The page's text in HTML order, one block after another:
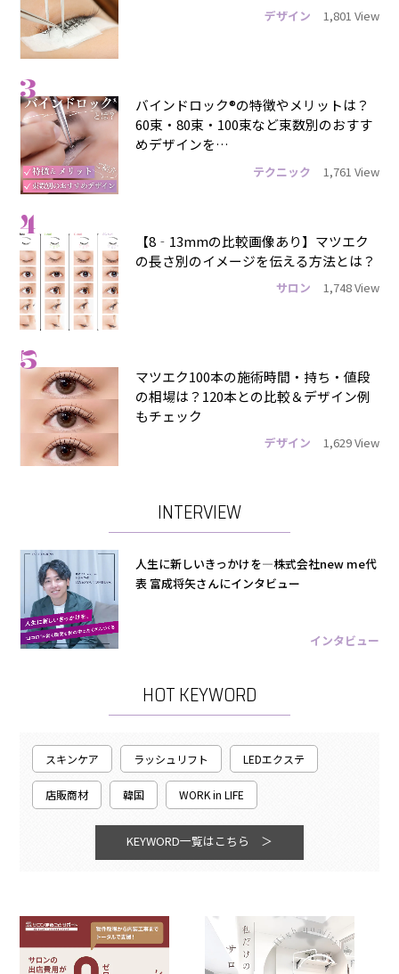
デザイン 1,801 View
3
バインドロック®の特徴やメリットは？
60束・80束・100束など束数別のおすす
めデザインを…
テクニック 1,761 View
4
【8‐13mmの比較画像あり】マツエク
の長さ別のイメージを伝える方法とは？
サロン 1,748 View
5
マツエク100本の施術時間・持ち・値段
の相場は？120本との比較＆デザイン例
もチェック
デザイン 1,629 View
INTERVIEW
人生に新しいきっかけを―株式会社new me代
表 富成将矢さんにインタビュー
インタビュー
HOT KEYWORD
スキンケア ラッシュリフト LEDエクステ
店販商材 韓国 WORK in LIFE
KEYWORD一覧はこちら